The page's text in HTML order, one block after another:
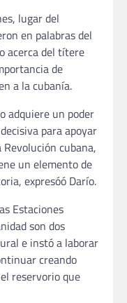
lugar del
en palabras del
acerca del títere
de
a la cubanía.
adquiere un poder
para apoyar
cubana,
un elemento de
expresóó Darío.
Estaciones
son dos
e instó a laborar
creando
reservorio que